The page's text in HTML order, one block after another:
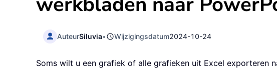
AuteurSiluvia• Wijzigingsdatum2024-10-24
Soms wilt u een grafiek of alle grafieken uit Excel exporteren